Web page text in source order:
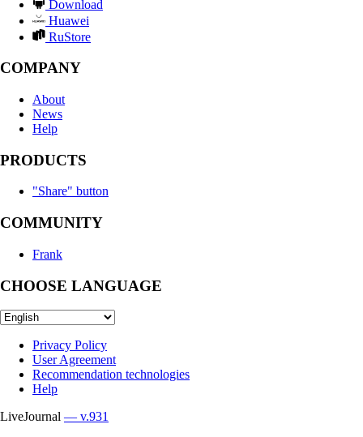
Download
Huawei
RuStore
COMPANY
About
News
Help
PRODUCTS
"Share" button
COMMUNITY
Frank
CHOOSE LANGUAGE
Privacy Policy
User Agreement
Recommendation technologies
Help
LiveJournal — v.931